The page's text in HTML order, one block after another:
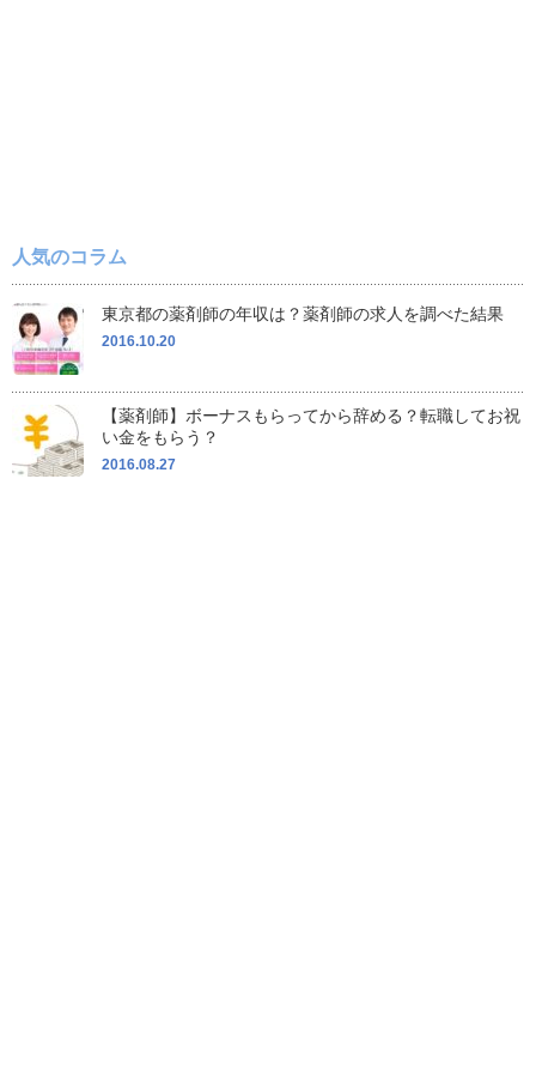
人気のコラム
東京都の薬剤師の年収は？薬剤師の求人を調べた結果
2016.10.20
【薬剤師】ボーナスもらってから辞める？転職してお祝
い金をもらう？
2016.08.27